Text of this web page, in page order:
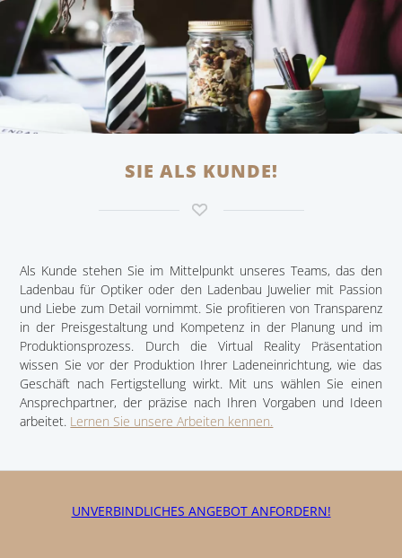
SIE ALS KUNDE!
Als Kunde stehen Sie im Mittelpunkt unseres Teams, das den
Ladenbau für Optiker oder den Ladenbau Juwelier mit Passion
und Liebe zum Detail vornimmt. Sie profitieren von Transparenz
in der Preisgestaltung und Kompetenz in der Planung und im
Produktionsprozess. Durch die Virtual Reality Präsentation
wissen Sie vor der Produktion Ihrer Ladeneinrichtung, wie das
Geschäft nach Fertigstellung wirkt. Mit uns wählen Sie einen
Ansprechpartner, der präzise nach Ihren Vorgaben und Ideen
arbeitet. Lernen Sie unsere Arbeiten kennen.
UNVERBINDLICHES ANGEBOT ANFORDERN!